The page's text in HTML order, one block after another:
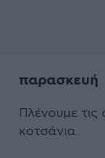
παρασκευή
Πλένουμε
κοτσάνια.